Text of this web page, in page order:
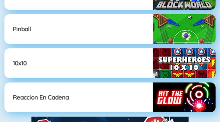
Pinball
10x10
Reaccion En Cadena